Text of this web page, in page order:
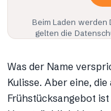
Beim Laden werden
gelten die
Was der Name
Kulisse. Aber eine,
Frühstücksangebot